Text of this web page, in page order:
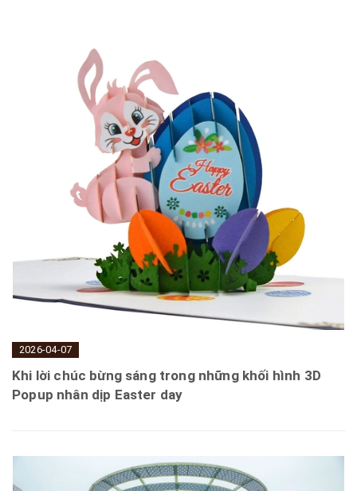
2026-04-07
Khi lời chúc bừng sáng trong những khối hình 3D
Popup nhân dịp Easter day